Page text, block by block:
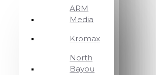
ARM
Media
Kromax
North
Bayou